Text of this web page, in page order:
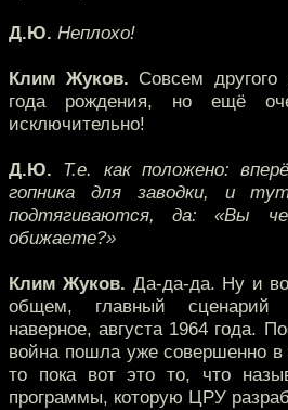
Д.Ю. Неплохо!
Клим Жуков. Совсем
года рождения, но ещё
исключительно!
Д.Ю. Т.е. как положено:
гопника для заводки, и
подтягиваются, да: «Вы
обижаете?»
Клим Жуков. Да-да-да. Ну и
общем, главный
наверное, августа 1964 года.
война пошла уже совершенно в
то пока вот это то, что
программы, которую ЦРУ